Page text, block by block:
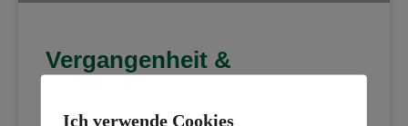
Vergangenheit &
Ich verwende Cookies